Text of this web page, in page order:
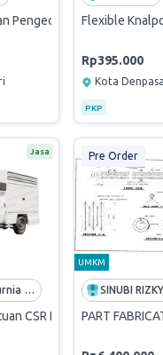
Pengecatan Refueller
Flexible
Rp395.000
Kota
PKP
Jasa
CV. Cahaya Kurnia Mandiri
CSR Pemberian Unit
Pre Order
UMKM
PART